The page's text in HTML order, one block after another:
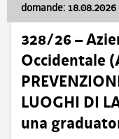
domande: 18.08.2026
328/26 –
Occidentale
LUOGHI DI
una